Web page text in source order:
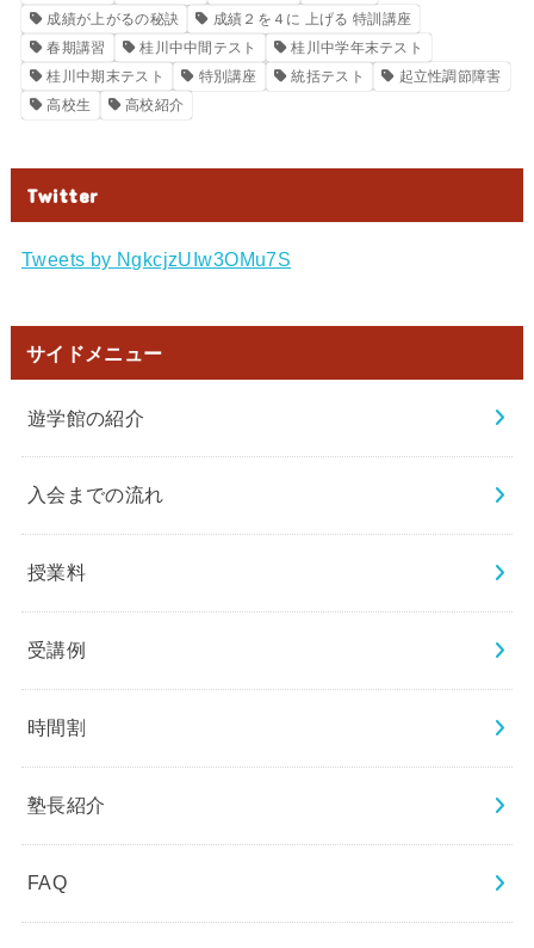
成績が上がるの秘訣
成績２を４に 上げる 特訓講座
春期講習
桂川中中間テスト
桂川中学年末テスト
桂川中期末テスト
特別講座 統括テスト
起立性調節障害
高校生
高校紹介
Twitter
Tweets by NgkcjzUIw3OMu7S
サイドメニュー
遊学館の紹介
入会までの流れ
授業料
受講例
時間割
塾長紹介
FAQ